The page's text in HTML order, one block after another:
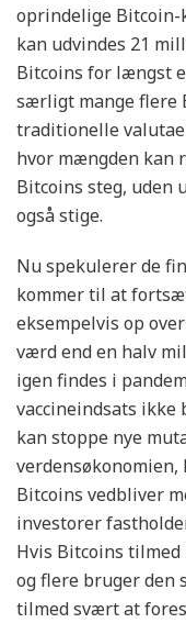
oprindelige Bitcoin-
kan udvindes 21
Bitcoins for længst
særligt mange flere
traditionelle
hvor mængden kan
Bitcoins steg, uden
også stige.
Nu spekulerer de
kommer til at
eksempelvis op
værd end en halv
igen findes i
vaccineindsats
kan stoppe nye
Bitcoins vedbliver
investorer
Hvis Bitcoins
og flere bruger den
tilmed svært at